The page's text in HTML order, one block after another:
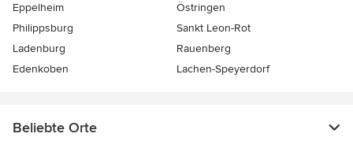
Eppelheim
Östringen
Philippsburg
Sankt Leon-Rot
Ladenburg
Rauenberg
Edenkoben
Lachen-Speyerdorf
Beliebte Orte